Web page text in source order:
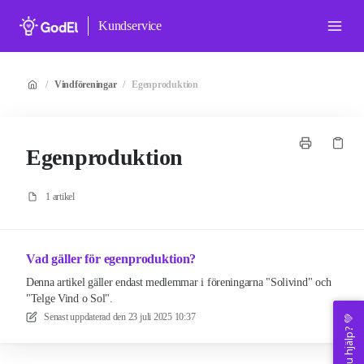
Kundservice
/ Vindföreningar / Egenproduktion
Egenproduktion
1 artikel
Vad gäller för egenproduktion?
Denna artikel gäller endast medlemmar i föreningarna "Solivind" och
"Telge Vind o Sol".
Senast uppdaterad den 23 juli 2025 10:37